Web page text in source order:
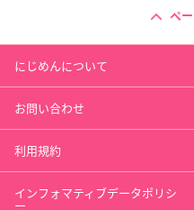
ペ
にじめんについて
お問い合わせ
利用規約
インフォマティブデータポリシ
ー